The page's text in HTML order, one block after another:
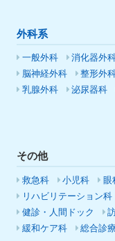
外科系
一般外科 消化器外
脳神経外科
整形外
乳腺外科
泌尿器科
その他
救急科 小児科 眼
リハビリテーション科
健診・人間ドック
緩和ケア科
総合診